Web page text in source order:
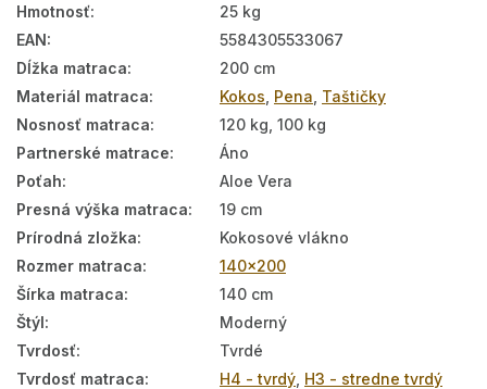
Hmotnosť:
25 kg
EAN:
5584305533067
Dĺžka matraca:
200 cm
Materiál matraca: Kokos Pena Taštičky
Nosnosť matraca:
120 kg, 100 kg
Partnerské matrace:
Áno
Poťah:
Aloe Vera
Presná výška matraca:
19 cm
Prírodná zložka:
Kokosové vlákno
Rozmer matraca:
140x200
Šírka matraca:
140 cm
Štýl:
Moderný
Tvrdosť:
Tvrdé
Tvrdosť matraca: H4 - tvrdý H3 - stredne tvrdý